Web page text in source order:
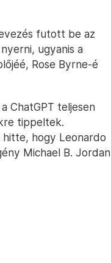
futott be az
ugyanis a
Rose Byrne-é
ChatGPT teljesen
tippeltek.
hitte, hogy Leonardo
Michael B. Jordan